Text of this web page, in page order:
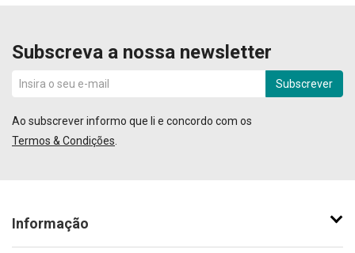
Subscreva a nossa newsletter
Subscrever
Ao subscrever informo que li e concordo com os
Termos & Condições
Informação